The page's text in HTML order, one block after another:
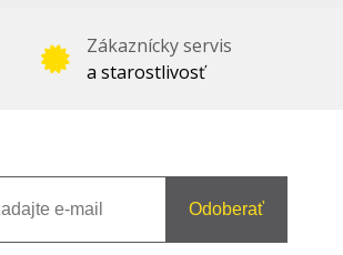
Zákaznícky servis
a starostlivosť
Odoberať